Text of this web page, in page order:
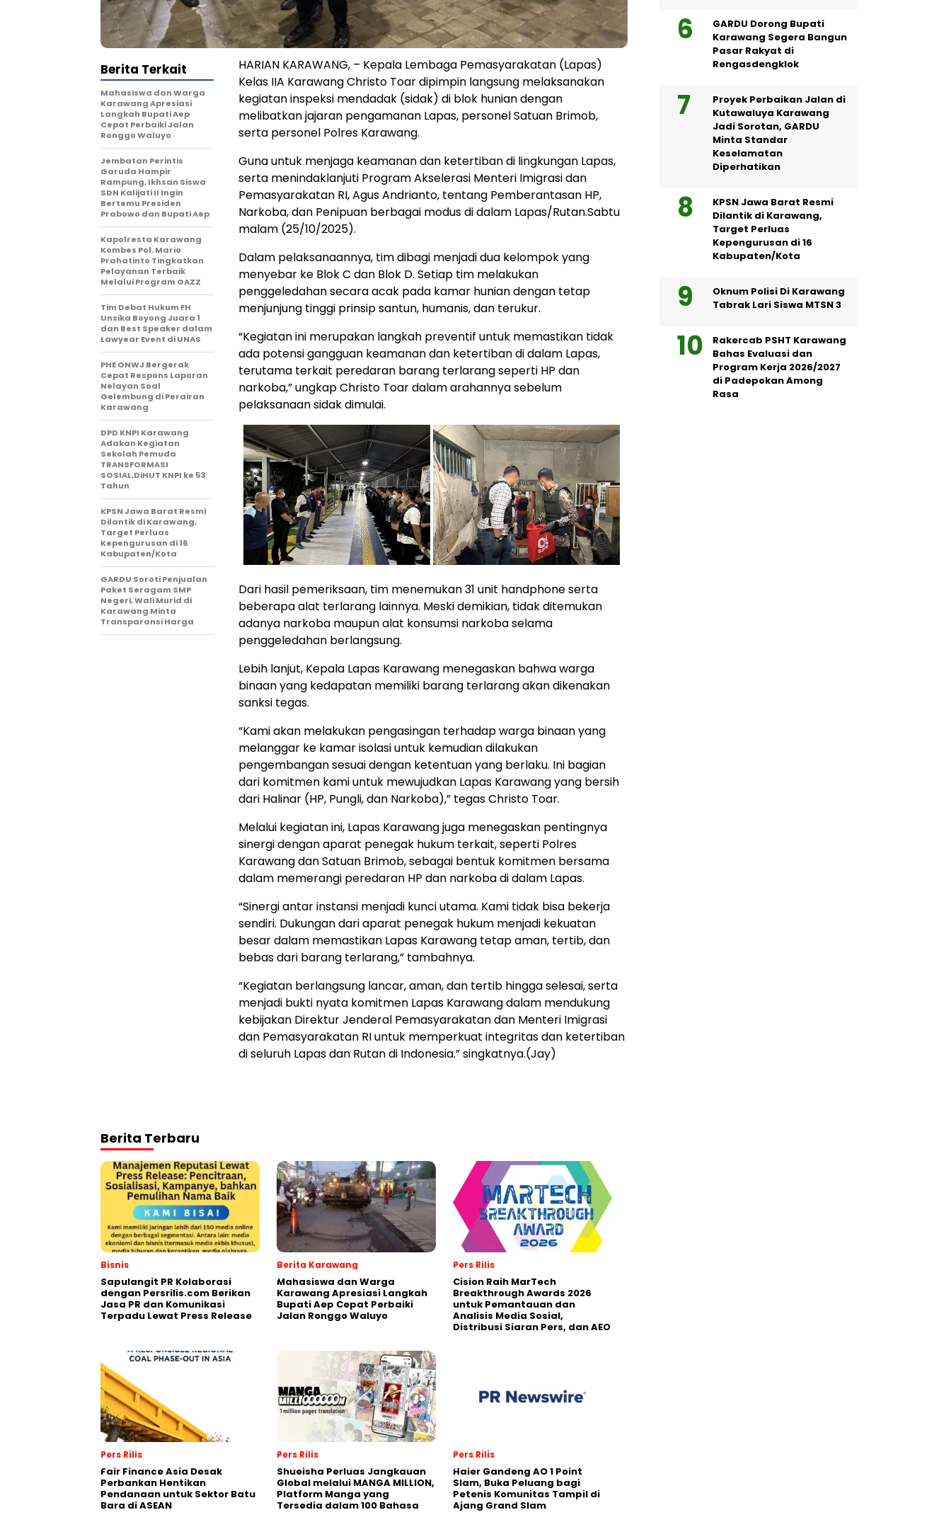
HARIAN KARAWANG, – Kepala Lembaga Pemasyarakatan (Lapas)
Kelas IIA Karawang Christo Toar dipimpin langsung melaksanakan
kegiatan inspeksi mendadak (sidak) di blok hunian dengan
melibatkan jajaran pengamanan Lapas, personel Satuan Brimob,
serta personel Polres Karawang.
Guna untuk menjaga keamanan dan ketertiban di lingkungan Lapas,
serta menindaklanjuti Program Akselerasi Menteri Imigrasi dan
Pemasyarakatan RI, Agus Andrianto, tentang Pemberantasan HP,
Narkoba, dan Penipuan berbagai modus di dalam Lapas/Rutan.Sabtu
malam (25/10/2025).
Dalam pelaksanaannya, tim dibagi menjadi dua kelompok yang
menyebar ke Blok C dan Blok D. Setiap tim melakukan
penggeledahan secara acak pada kamar hunian dengan tetap
menjunjung tinggi prinsip santun, humanis, dan terukur.
“Kegiatan ini merupakan langkah preventif untuk memastikan tidak
ada potensi gangguan keamanan dan ketertiban di dalam Lapas,
terutama terkait peredaran barang terlarang seperti HP dan
narkoba,” ungkap Christo Toar dalam arahannya sebelum
pelaksanaan sidak dimulai.
Dari hasil pemeriksaan, tim menemukan 31 unit handphone serta
beberapa alat terlarang lainnya. Meski demikian, tidak ditemukan
adanya narkoba maupun alat konsumsi narkoba selama
penggeledahan berlangsung.
Lebih lanjut, Kepala Lapas Karawang menegaskan bahwa warga
binaan yang kedapatan memiliki barang terlarang akan dikenakan
sanksi tegas.
“Kami akan melakukan pengasingan terhadap warga binaan yang
melanggar ke kamar isolasi untuk kemudian dilakukan
pengembangan sesuai dengan ketentuan yang berlaku. Ini bagian
dari komitmen kami untuk mewujudkan Lapas Karawang yang bersih
dari Halinar (HP, Pungli, dan Narkoba),” tegas Christo Toar.
Melalui kegiatan ini, Lapas Karawang juga menegaskan pentingnya
sinergi dengan aparat penegak hukum terkait, seperti Polres
Karawang dan Satuan Brimob, sebagai bentuk komitmen bersama
dalam memerangi peredaran HP dan narkoba di dalam Lapas.
“Sinergi antar instansi menjadi kunci utama. Kami tidak bisa bekerja
sendiri. Dukungan dari aparat penegak hukum menjadi kekuatan
besar dalam memastikan Lapas Karawang tetap aman, tertib, dan
bebas dari barang terlarang,” tambahnya.
“Kegiatan berlangsung lancar, aman, dan tertib hingga selesai, serta
menjadi bukti nyata komitmen Lapas Karawang dalam mendukung
kebijakan Direktur Jenderal Pemasyarakatan dan Menteri Imigrasi
dan Pemasyarakatan RI untuk memperkuat integritas dan ketertiban
di seluruh Lapas dan Rutan di Indonesia.” singkatnya.(Jay)
Berita Terkait
Mahasiswa dan Warga
Karawang Apresiasi
Langkah Bupati Aep
Cepat Perbaiki Jalan
Ronggo Waluyo
Jembatan Perintis
Garuda Hampir
Rampung, Ikhsan Siswa
SDN Kalijati II Ingin
Bertemu Presiden
Prabowo dan Bupati Aep
Kapolresta Karawang
Kombes Pol. Mario
Prahatinto Tingkatkan
Pelayanan Terbaik
Melalui Program GAZZ
​Tim Debat Hukum FH
Unsika Boyong Juara 1
dan Best Speaker dalam
Lawyear Event di UNAS
PHE ONWJ Bergerak
Cepat Respons Laporan
Nelayan Soal
Gelembung di Perairan
Karawang
DPD KNPI Karawang
Adakan Kegiatan
Sekolah Pemuda
TRANSFORMASI
SOSIAL,DiHUT KNPI ke 53
Tahun
KPSN Jawa Barat Resmi
Dilantik di Karawang,
Target Perluas
Kepengurusan di 16
Kabupaten/Kota
GARDU Soroti Penjualan
Paket Seragam SMP
Negeri, Wali Murid di
Karawang Minta
Transparansi Harga
Berita Terbaru
Bisnis
Sapulangit PR Kolaborasi
dengan Persrilis.com Berikan
Jasa PR dan Komunikasi
Terpadu Lewat Press Release
Berita Karawang
Mahasiswa dan Warga
Karawang Apresiasi Langkah
Bupati Aep Cepat Perbaiki
Jalan Ronggo Waluyo
Pers Rilis
Cision Raih MarTech
Breakthrough Awards 2026
untuk Pemantauan dan
Analisis Media Sosial,
Distribusi Siaran Pers, dan AEO
Pers Rilis
Fair Finance Asia Desak
Perbankan Hentikan
Pendanaan untuk Sektor Batu
Bara di ASEAN
Pers Rilis
Shueisha Perluas Jangkauan
Global melalui MANGA MILLION,
Platform Manga yang
Tersedia dalam 100 Bahasa
Pers Rilis
Haier Gandeng AO 1 Point
Slam, Buka Peluang bagi
Petenis Komunitas Tampil di
Ajang Grand Slam
GARDU Dorong Bupati
Karawang Segera Bangun
Pasar Rakyat di
Rengasdengklok
Proyek Perbaikan Jalan di
Kutawaluya Karawang
Jadi Sorotan, GARDU
Minta Standar
Keselamatan
Diperhatikan
KPSN Jawa Barat Resmi
Dilantik di Karawang,
Target Perluas
Kepengurusan di 16
Kabupaten/Kota
Oknum Polisi Di Karawang
Tabrak Lari Siswa MTSN 3
Rakercab PSHT Karawang
Bahas Evaluasi dan
Program Kerja 2026/2027
di Padepokan Among
Rasa